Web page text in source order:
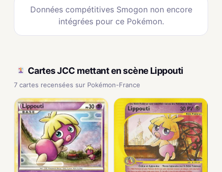
Données compétitives Smogon non encore
intégrées pour ce Pokémon.
Cartes JCC mettant en scène Lippouti
7 cartes recensées sur Pokémon-France